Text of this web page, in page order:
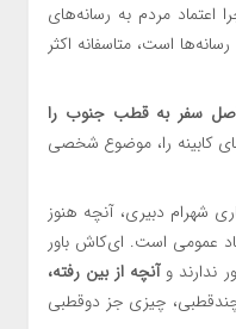
اعتماد مردم به رسانه‌های
است، متاسفانه اکثر
سفر به قطب جنوب را
کابینه را، موضوع شخصی
شهرام دبیری، آنچه هنوز
عمومی است. ای‌کاش باور
ندارند وآنچه از بین رفته،
چیزی جز دوقطبی